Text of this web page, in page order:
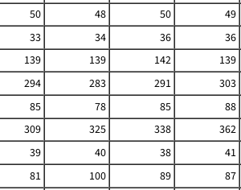
50 48 50
49
33 34 36
36
139 139 142
139
294 283 291
303
85 78 85
88
309 325 338
362
39 40 38
41
81 100 89 87